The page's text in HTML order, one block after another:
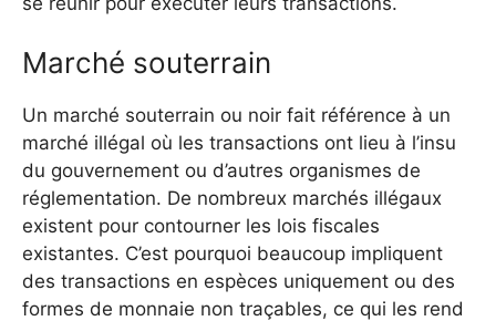
Marché souterrain
Un marché souterrain ou noir fait référence à un
marché illégal où les transactions ont lieu à l’insu
du gouvernement ou d’autres organismes de
réglementation. De nombreux marchés illégaux
existent pour contourner les lois fiscales
existantes. C’est pourquoi beaucoup impliquent
des transactions en espèces uniquement ou des
formes de monnaie non traçables, ce qui les rend